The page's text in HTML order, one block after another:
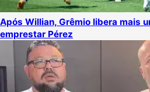
Após Willian, Grêmio libera mais
emprestar Pérez